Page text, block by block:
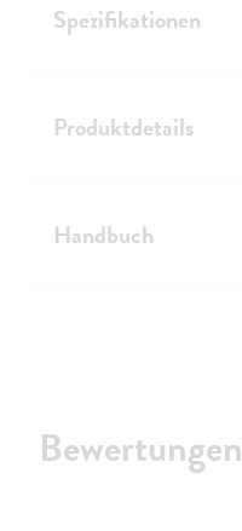
Spezifikationen
Produktdetails
Handbuch
Bewertungen